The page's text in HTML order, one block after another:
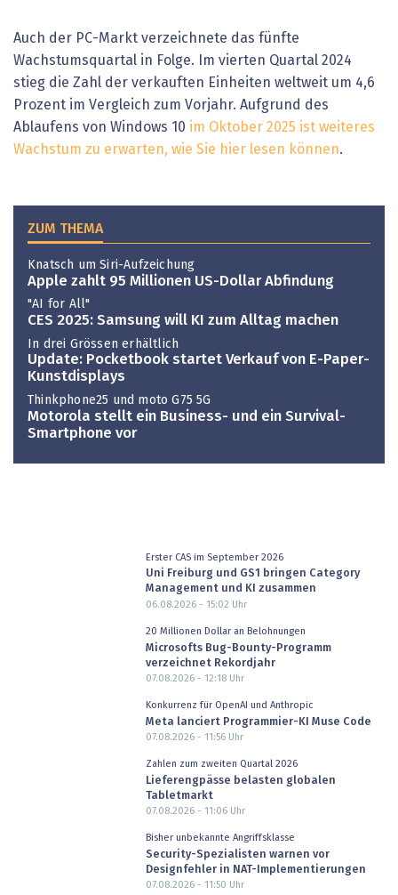
Auch der PC-Markt verzeichnete das fünfte
Wachstumsquartal in Folge. Im vierten Quartal 2024
stieg die Zahl der verkauften Einheiten weltweit um 4,6
Prozent im Vergleich zum Vorjahr. Aufgrund des
Ablaufens von Windows 10 im Oktober 2025 ist weiteres
Wachstum zu erwarten, wie Sie hier lesen können.
ZUM THEMA
Knatsch um Siri-Aufzeichung
Apple zahlt 95 Millionen US-Dollar Abfindung
"AI for All"
CES 2025: Samsung will KI zum Alltag machen
In drei Grössen erhältlich
Update: Pocketbook startet Verkauf von E-Paper-
Kunstdisplays
Thinkphone25 und moto G75 5G
Motorola stellt ein Business- und ein Survival-
Smartphone vor
Erster CAS im September 2026
Uni Freiburg und GS1 bringen Category
Management und KI zusammen
06.08.2026 - 15:02 Uhr
20 Millionen Dollar an Belohnungen
Microsofts Bug-Bounty-Programm
verzeichnet Rekordjahr
07.08.2026 - 12:18Uhr
Konkurrenz für OpenAI und Anthropic
Meta lanciert Programmier-KI Muse Code
07.08.2026 - 11:56Uhr
Zahlen zum zweiten Quartal 2026
Lieferengpässe belasten globalen
Tabletmarkt
07.08.2026 - 11:06Uhr
Bisher unbekannte Angriffsklasse
Security-Spezialisten warnen vor
Designfehler in NAT-Implementierungen
07.08.2026 - 11:50 Uhr